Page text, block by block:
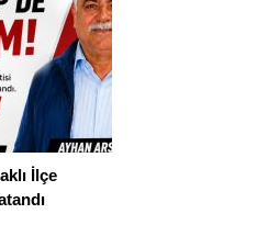
İlçe